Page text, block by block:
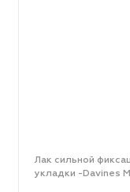
Лак сильной
укладки -Davines